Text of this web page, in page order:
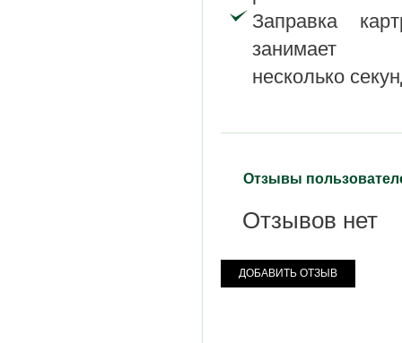
Заправка
занимает
несколько
Отзывы
Отзывов нет
ДОБАВИТЬ ОТЗЫВ